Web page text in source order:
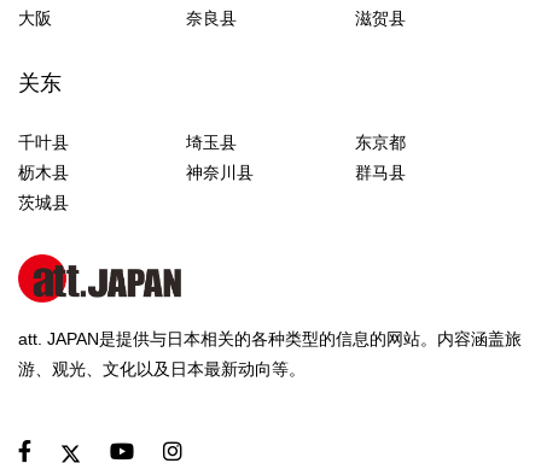
大阪
奈良县 滋贺县
关东
千叶县 埼玉县
东京都
枥木县
神奈川县
群马县
茨城县
att. JAPAN是提供与日本相关的各种类型的信息的网站。内容涵盖旅
游、观光、文化以及日本最新动向等。